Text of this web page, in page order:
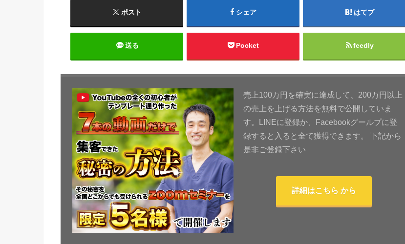
ポスト シェア はてブ
送る Pocket feedly
売上100万円を確実に達成して、200万円以上
の売上を上げる方法を無料で公開していま
す。LINEに登録か、Facebookグールプに登
録すると入ると全て獲得できます。 下記から
是非ご登録下さい
詳細はこちら から